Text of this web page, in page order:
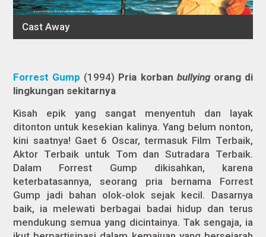
Forrest Gump (1994) Pria korban bullyingorang di
lingkungan sekitarnya
Kisah epik yang sangat menyentuh dan layak
ditonton untuk kesekian kalinya. Yang belum nonton,
kini saatnya! Gaet 6 Oscar, termasuk Film Terbaik,
Aktor Terbaik untuk Tom dan Sutradara Terbaik.
Dalam Forrest Gump dikisahkan, karena
keterbatasannya, seorang pria bernama Forrest
Gump jadi bahan olok-olok sejak kecil. Dasarnya
baik, ia melewati berbagai badai hidup dan terus
mendukung semua yang dicintainya. Tak sengaja, ia